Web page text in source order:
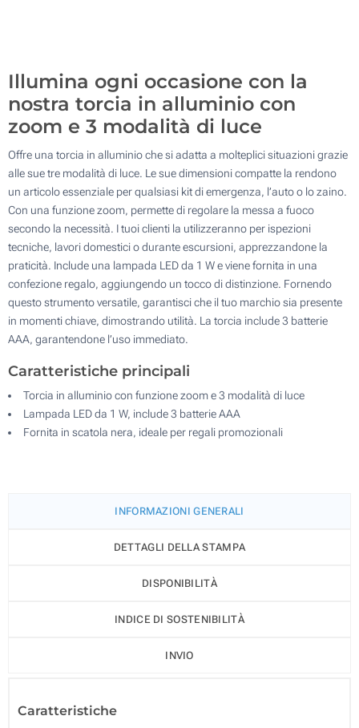
Illumina ogni occasione con la
nostra torcia in alluminio con
zoom e 3 modalità di luce
Offre una torcia in alluminio che si adatta a molteplici situazioni grazie
alle sue tre modalità di luce. Le sue dimensioni compatte la rendono
un articolo essenziale per qualsiasi kit di emergenza, l’auto o lo zaino.
Con una funzione zoom, permette di regolare la messa a fuoco
secondo la necessità. I tuoi clienti la utilizzeranno per ispezioni
tecniche, lavori domestici o durante escursioni, apprezzandone la
praticità. Include una lampada LED da 1 W e viene fornita in una
confezione regalo, aggiungendo un tocco di distinzione. Fornendo
questo strumento versatile, garantisci che il tuo marchio sia presente
in momenti chiave, dimostrando utilità. La torcia include 3 batterie
AAA, garantendone l’uso immediato.
Caratteristiche principali
Torcia in alluminio con funzione zoom e 3 modalità di luce
Lampada LED da 1 W, include 3 batterie AAA
Fornita in scatola nera, ideale per regali promozionali
INFORMAZIONI GENERALI
DETTAGLI DELLA STAMPA
DISPONIBILITÀ
INDICE DI SOSTENIBILITÀ
INVIO
Caratteristiche